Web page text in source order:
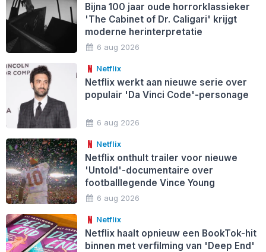
Bijna 100 jaar oude horrorklassieker
'The Cabinet of Dr. Caligari' krijgt
moderne herinterpretatie
6 aug 2026
Netflix
Netflix werkt aan nieuwe serie over
populair 'Da Vinci Code'-personage
6 aug 2026
Netflix
Netflix onthult trailer voor nieuwe
'Untold'-documentaire over
footballlegende Vince Young
6 aug 2026
Netflix
Netflix haalt opnieuw een BookTok-hit
binnen met verfilming van 'Deep End'